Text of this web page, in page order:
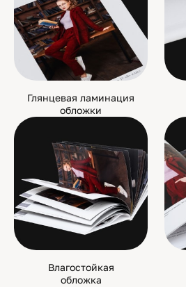
Глянцевая ламинация
обложки
Влагостойкая
обложка